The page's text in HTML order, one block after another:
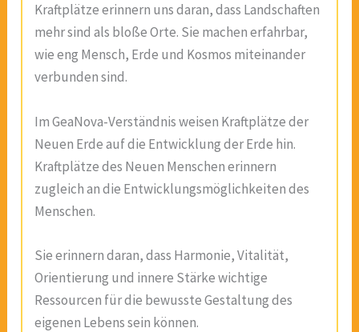
Kraftplätze erinnern uns daran, dass Landschaften
mehr sind als bloße Orte. Sie machen erfahrbar,
wie eng Mensch, Erde und Kosmos miteinander
verbunden sind.
Im GeaNova-Verständnis weisen Kraftplätze der
Neuen Erde auf die Entwicklung der Erde hin.
Kraftplätze des Neuen Menschen erinnern
zugleich an die Entwicklungsmöglichkeiten des
Menschen.
Sie erinnern daran, dass Harmonie, Vitalität,
Orientierung und innere Stärke wichtige
Ressourcen für die bewusste Gestaltung des
eigenen Lebens sein können.